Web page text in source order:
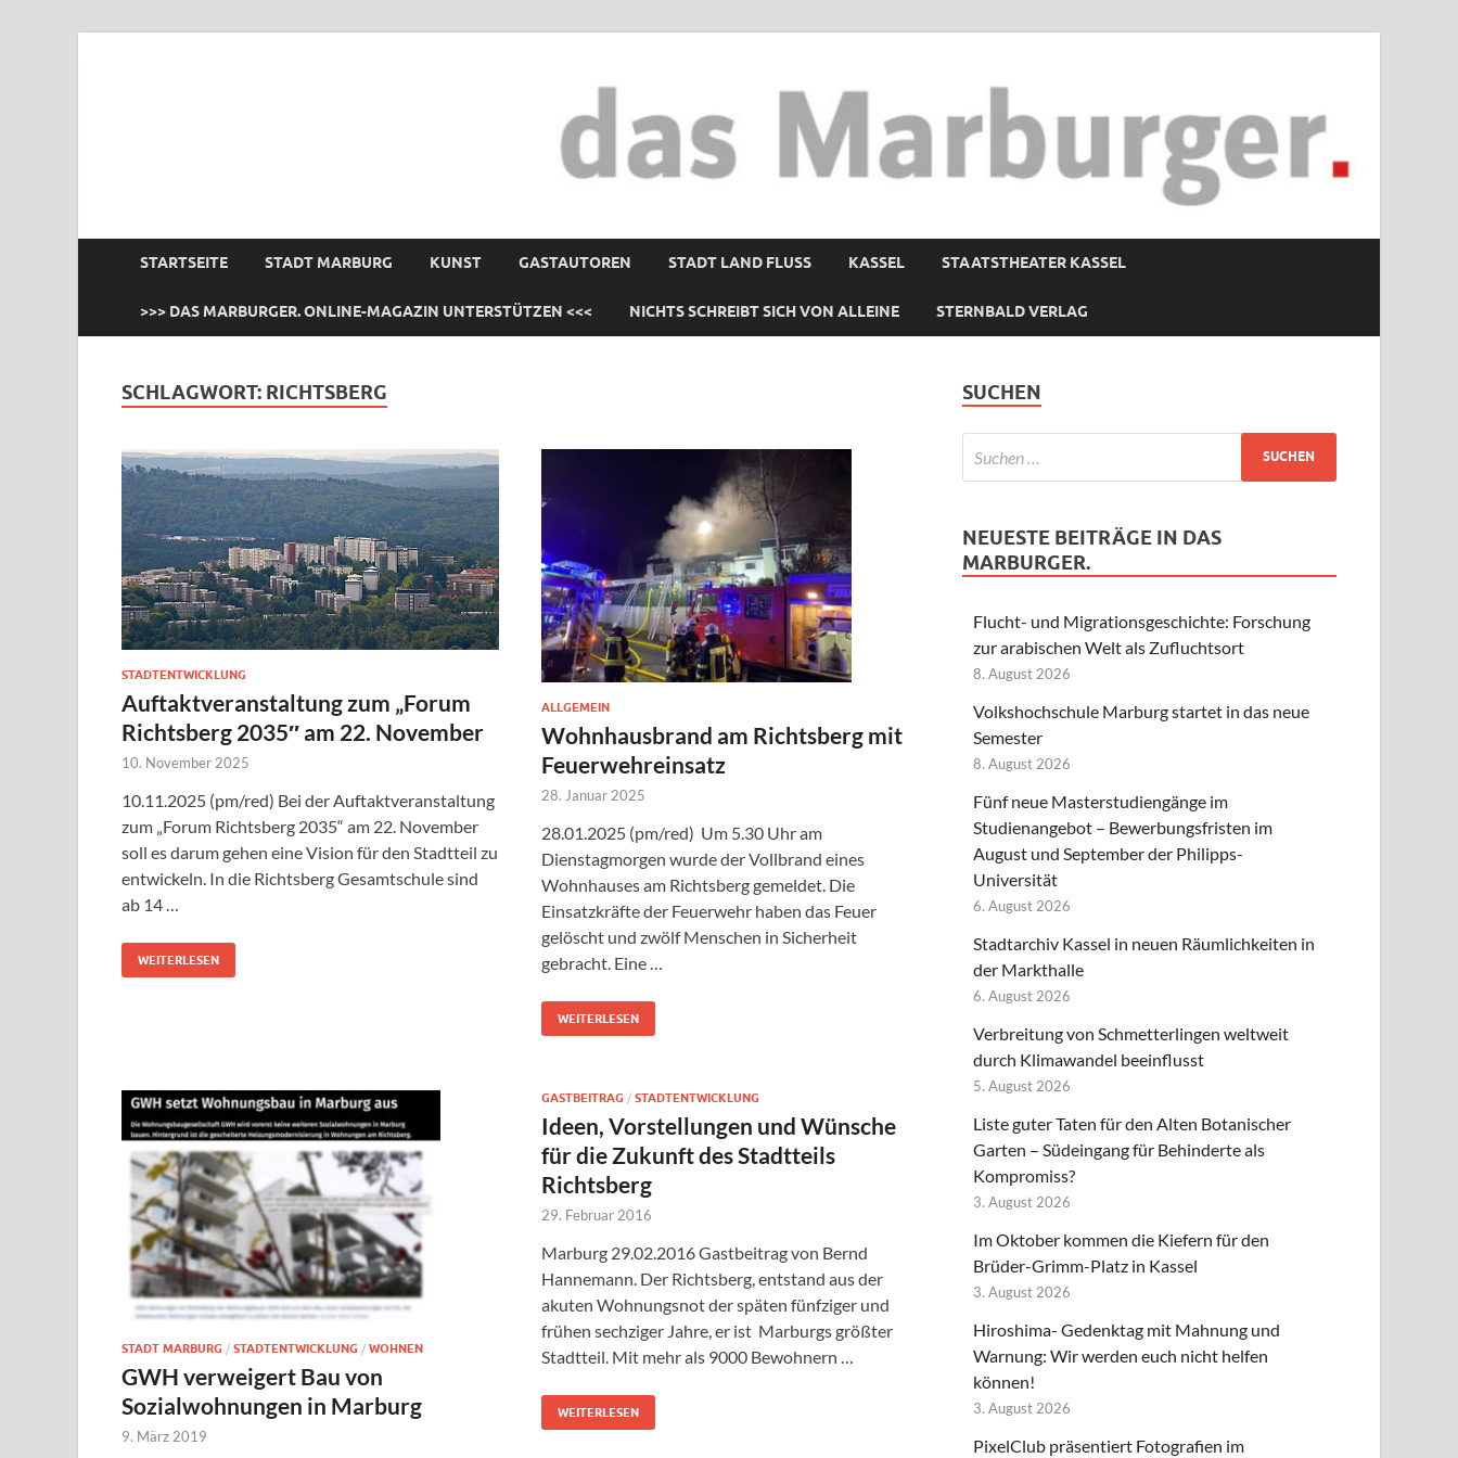
STARTSEITE STADT MARBURG KUNST GASTAUTOREN STADT LAND FLUSS KASSEL STAATSTHEATER KASSEL
>>> DAS MARBURGER. ONLINE-MAGAZIN UNTERSTÜTZEN <<< NICHTS SCHREIBT SICH VON ALLEINE STERNBALD VERLAG
SCHLAGWORT: RICHTSBERG
STADTENTWICKLUNG
Auftaktveranstaltung zum „Forum
Richtsberg 2035″ am 22. November
10. November 2025
10.11.2025 (pm/red) Bei der Auftaktveranstaltung
zum „Forum Richtsberg 2035“ am 22. November
soll es darum gehen eine Vision für den Stadtteil zu
entwickeln. In die Richtsberg Gesamtschule sind
ab 14 …
WEITERLESEN
ALLGEMEIN
Wohnhausbrand am Richtsberg mit
Feuerwehreinsatz
28. Januar 2025
28.01.2025 (pm/red) Um 5.30 Uhr am
Dienstagmorgen wurde der Vollbrand eines
Wohnhauses am Richtsberg gemeldet. Die
Einsatzkräfte der Feuerwehr haben das Feuer
gelöscht und zwölf Menschen in Sicherheit
gebracht. Eine …
WEITERLESEN
STADT MARBURG / STADTENTWICKLUNG / WOHNEN
GWH verweigert Bau von
Sozialwohnungen in Marburg
9. März 2019
GASTBEITRAG / STADTENTWICKLUNG
Ideen, Vorstellungen und Wünsche
für die Zukunft des Stadtteils
Richtsberg
29. Februar 2016
Marburg 29.02.2016 Gastbeitrag von Bernd
Hannemann. Der Richtsberg, entstand aus der
akuten Wohnungsnot der späten fünfziger und
frühen sechziger Jahre, er ist Marburgs größter
Stadtteil. Mit mehr als 9000 Bewohnern …
WEITERLESEN
SUCHEN
NEUESTE BEITRÄGE IN DAS
MARBURGER.
Flucht- und Migrationsgeschichte: Forschung
zur arabischen Welt als Zufluchtsort
8. August 2026
Volkshochschule Marburg startet in das neue
Semester
8. August 2026
Fünf neue Masterstudiengänge im
Studienangebot – Bewerbungsfristen im
August und September der Philipps-
Universität
6. August 2026
Stadtarchiv Kassel in neuen Räumlichkeiten in
der Markthalle
6. August 2026
Verbreitung von Schmetterlingen weltweit
durch Klimawandel beeinflusst
5. August 2026
Liste guter Taten für den Alten Botanischer
Garten – Südeingang für Behinderte als
Kompromiss?
3. August 2026
Im Oktober kommen die Kiefern für den
Brüder-Grimm-Platz in Kassel
3. August 2026
Hiroshima- Gedenktag mit Mahnung und
Warnung: Wir werden euch nicht helfen
können!
3. August 2026
PixelClub präsentiert Fotografien im